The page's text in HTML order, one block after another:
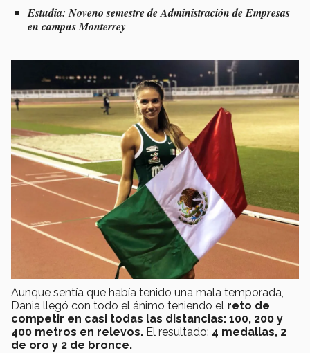
Estudia: Noveno semestre de Administración de Empresas
en campus Monterrey
Aunque sentía que había tenido una mala temporada,
Dania llegó con todo el ánimo teniendo el reto de
competir en casi todas las distancias: 100, 200 y
400 metros en relevos. El resultado: 4 medallas, 2
de oro y 2 de bronce.